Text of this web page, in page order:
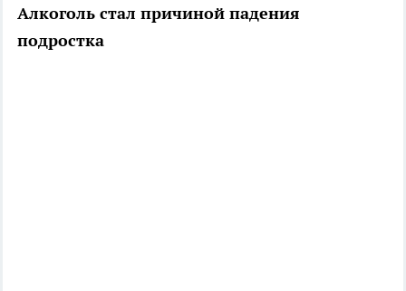
Алкоголь стал причиной падения
подростка